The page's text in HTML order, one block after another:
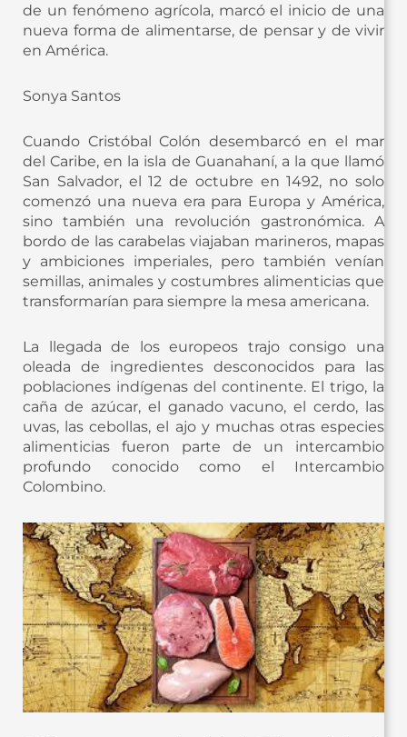
de un fenómeno agrícola, marcó el inicio de una
nueva forma de alimentarse, de pensar y de vivir
en América.
Sonya Santos
Cuando Cristóbal Colón desembarcó en el mar
del Caribe, en la isla de Guanahaní, a la que llamó
San Salvador, el 12 de octubre en 1492, no solo
comenzó una nueva era para Europa y América,
sino también una revolución gastronómica. A
bordo de las carabelas viajaban marineros, mapas
y ambiciones imperiales, pero también venían
semillas, animales y costumbres alimenticias que
transformarían para siempre la mesa americana.
La llegada de los europeos trajo consigo una
oleada de ingredientes desconocidos para las
poblaciones indígenas del continente. El trigo, la
caña de azúcar, el ganado vacuno, el cerdo, las
uvas, las cebollas, el ajo y muchas otras especies
alimenticias fueron parte de un intercambio
profundo conocido como el Intercambio
Colombino.